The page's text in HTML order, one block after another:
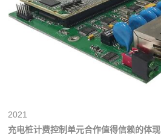
2021
充电桩计费控制单元合作值得信赖的体现